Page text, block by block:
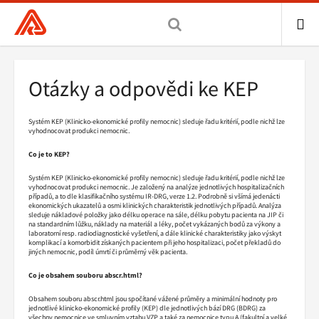
Všeobecná
zdravotní
hlavní
Drobečková
navigace
Otázky a odpovědi ke KEP
Systém KEP (Klinicko-ekonomické profily nemocnic) sleduje řadu kritérií, podle nichž lze
vyhodnocovat produkci nemocnic.
Co je to KEP?
Systém KEP (Klinicko-ekonomické profily nemocnic) sleduje řadu kritérií, podle nichž lze
vyhodnocovat produkci nemocnic. Je založený na analýze jednotlivých hospitalizačních
případů, a to dle klasifikačního systému IR-DRG, verze 1.2. Podrobně si všímá jedenácti
ekonomických ukazatelů a osmi klinických charakteristik jednotlivých případů. Analýza
sleduje nákladové položky jako délku operace na sále, délku pobytu pacienta na JIP či
na standardním lůžku, náklady na materiál a léky, počet vykázaných bodů za výkony a
laboratorní resp. radiodiagnostické vyšetření, a dále klinické charakteristiky jako výskyt
komplikací a komorbidit získaných pacientem při jeho hospitalizaci, počet překladů do
jiných nemocnic, podíl úmrtí či průměrný věk pacienta.
Co je obsahem souboru abscr.html?
Obsahem souboru abscr.html jsou spočítané vážené průměry a minimální hodnoty pro
jednotlivé klinicko-ekonomické profily (KEP) dle jednotlivých bází DRG (BDRG) za